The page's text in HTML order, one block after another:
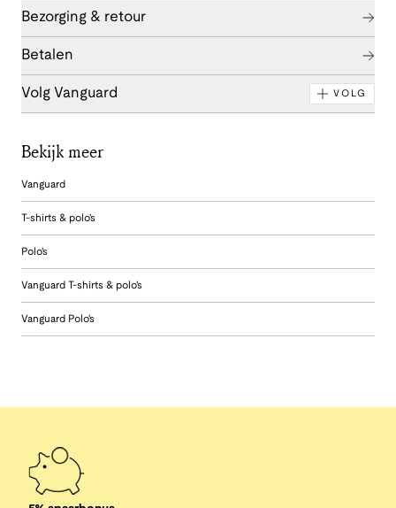
Bezorging & retour
Betalen
Volg Vanguard VOLG
Bekijk meer
Vanguard
T-shirts & polo's
Polo's
Vanguard T-shirts & polo's
Vanguard Polo's